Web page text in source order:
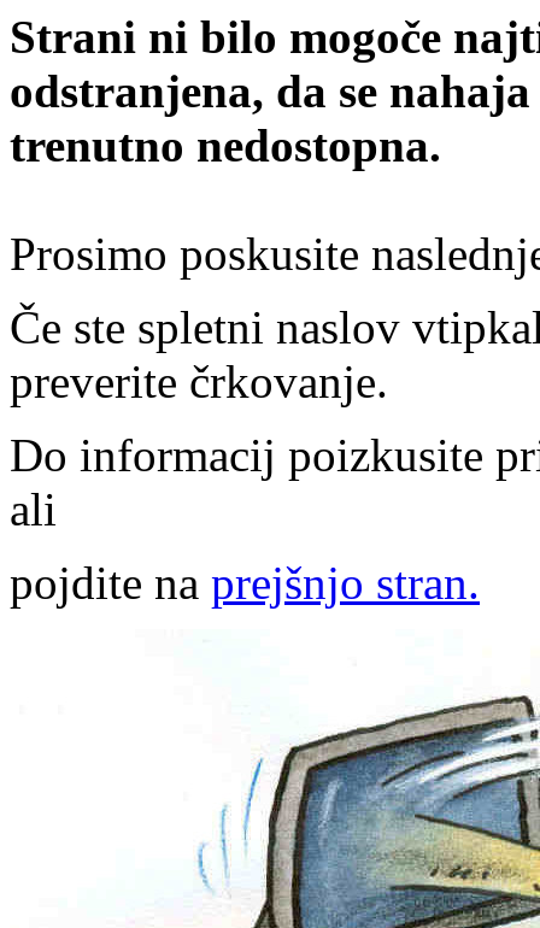
Strani ni bilo mogoče
odstranjena, da se
trenutno nedostopna.
Prosimo poskusite
Če ste spletni naslov
preverite črkovanje.
Do informacij poizkusite
ali
pojdite na prejšnjo stran.